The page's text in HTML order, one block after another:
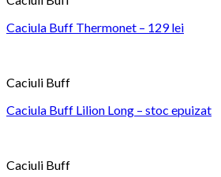
Caciula Buff Thermonet – 129 lei
Caciuli Buff
Caciula Buff Lilion Long – stoc epuizat
Caciuli Buff